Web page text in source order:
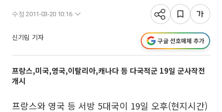
수정 2011-03-20 10:16
신기림 기자 구글 선호매체 추가
프랑스,미국,영국,이탈리아,캐나다 등 다국적군 19일 군사작전
개시
프랑스와 영국 등 서방 5대국이 19일 오후(현지시간)